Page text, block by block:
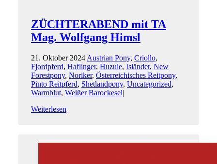
ZÜCHTERABEND mit TA
Mag. Wolfgang Himsl
21. Oktober 2024|Austrian Pony, Criollo,
Fjordpferd, Haflinger, Huzule, Isländer, New
Forestpony, Noriker, Österreichisches Reitpony,
Pinto Reitpferd, Shetlandpony, Uncategorized,
Warmblut, Weißer Barockesel|
Weiterlesen